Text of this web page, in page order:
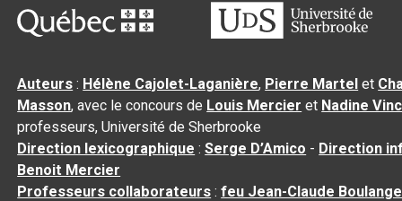
Auteurs : Hélène Cajolet-Laganière, Pierre Martel et
Masson, avec le concours de Louis Mercier et Nadine
professeurs, Université de Sherbrooke
Direction lexicographique :Serge D’Amico - Direction
Benoit Mercier
Professeurs collaborateurs :feu Jean-Claude